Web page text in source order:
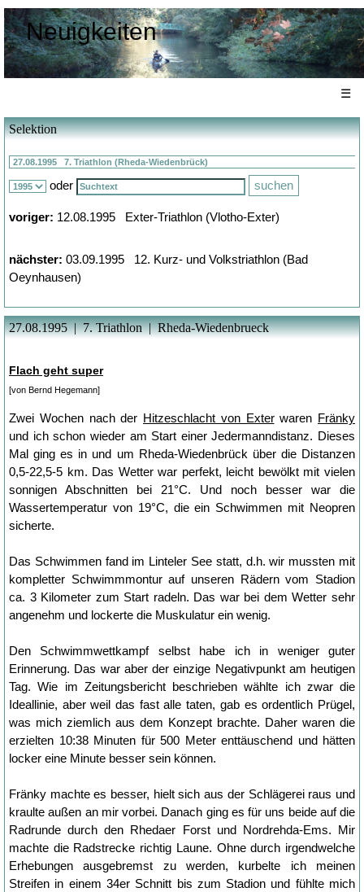
Neuigkeiten
☰
Selektion
oder
voriger: 12.08.1995 Exter-Triathlon (Vlotho-Exter)
nächster: 03.09.1995 12. Kurz- und Volkstriathlon (Bad
Oeynhausen)
27.08.1995 | 7. Triathlon | Rheda-Wiedenbrueck
Flach geht super
[von Bernd Hegemann]
Zwei Wochen nach der Hitzeschlacht von Exterwaren Fränky
und ich schon wieder am Start einer Jedermanndistanz. Dieses
Mal ging es in und um Rheda-Wiedenbrück über die Distanzen
0,5-22,5-5 km. Das Wetter war perfekt, leicht bewölkt mit vielen
sonnigen Abschnitten bei 21°C. Und noch besser war die
Wassertemperatur von 19°C, die ein Schwimmen mit Neopren
sicherte.
Das Schwimmen fand im Linteler See statt, d.h. wir mussten mit
kompletter Schwimmmontur auf unseren Rädern vom Stadion
ca. 3 Kilometer zum Start radeln. Das war bei dem Wetter sehr
angenehm und lockerte die Muskulatur ein wenig.
Den Schwimmwettkampf selbst habe ich in weniger guter
Erinnerung. Das war aber der einzige Negativpunkt am heutigen
Tag. Wie im Zeitungsbericht beschrieben wählte ich zwar die
Ideallinie, aber weil das fast alle taten, gab es ordentlich Prügel,
was mich ziemlich aus dem Konzept brachte. Daher waren die
erzielten 10:38 Minuten für 500 Meter enttäuschend und hätten
locker eine Minute besser sein können.
Fränky machte es besser, hielt sich aus der Schlägerei raus und
kraulte außen an mir vorbei. Danach ging es für uns beide auf die
Radrunde durch den Rhedaer Forst und Nordrehda-Ems. Mir
machte die Radstrecke richtig Laune. Ohne durch irgendwelche
Erhebungen ausgebremst zu werden, kurbelte ich meinen
Streifen in einem 34er Schnitt bis zum Stadion und fühlte mich